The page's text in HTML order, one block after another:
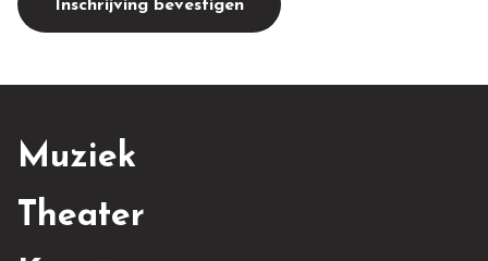
Inschrijving bevestigen
Muziek
Theater